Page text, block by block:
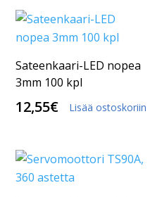
Sateenkaari-LED nopea
3mm 100 kpl
12,55€ Lisää ostoskoriin